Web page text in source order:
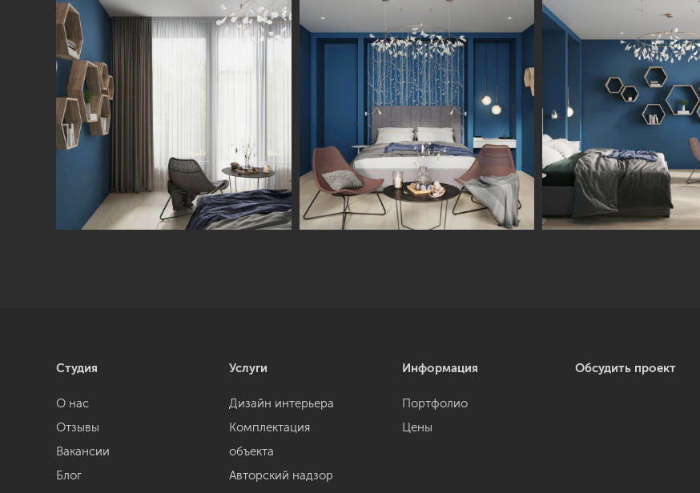
Студия
О нас
Отзывы
Вакансии
Блог
Услуги
Дизайн интерьера
Комплектация
объекта
Авторский надзор
Информация
Портфолио
Цены
Обсудить проект